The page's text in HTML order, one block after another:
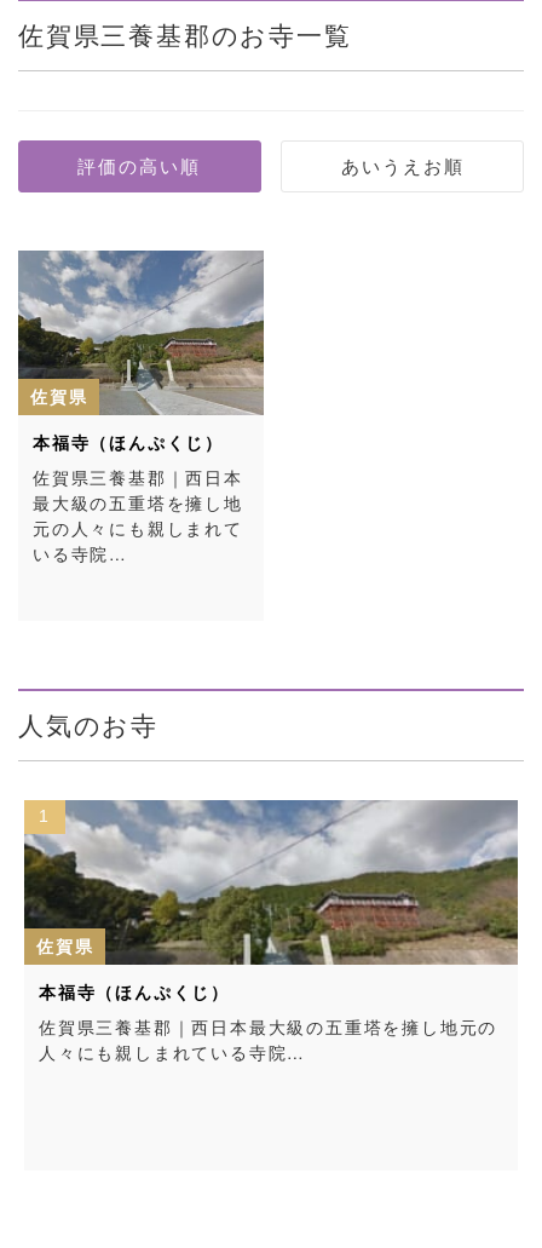
佐賀県三養基郡のお寺一覧
佐賀県
本福寺（ほんぷくじ）
佐賀県三養基郡｜西日本
最大級の五重塔を擁し地
元の人々にも親しまれて
いる寺院…
人気のお寺
1
佐賀県
本福寺（ほんぷくじ）
佐賀県三養基郡｜西日本最大級の五重塔を擁し地元の
人々にも親しまれている寺院…